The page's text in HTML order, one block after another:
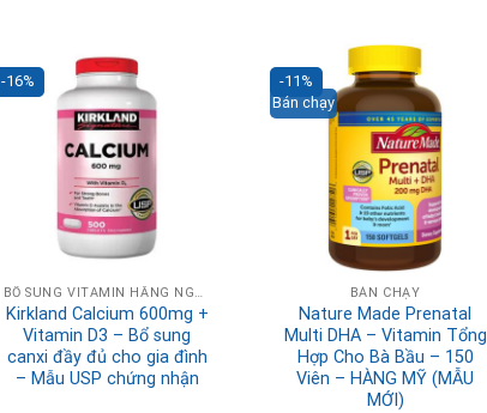
-16%
BỔ SUNG VITAMIN HẰNG NGÀY, TĂNG ĐỀ KHÁNG
Kirkland Calcium 600mg +
Vitamin D3 – Bổ sung
canxi đầy đủ cho gia đình
– Mẫu USP chứng nhận
-11%
Bán chạy
BÁN CHẠY
Nature Made Prenatal
Multi DHA – Vitamin Tổng
Hợp Cho Bà Bầu – 150
Viên – HÀNG MỸ (MẪU
MỚI)